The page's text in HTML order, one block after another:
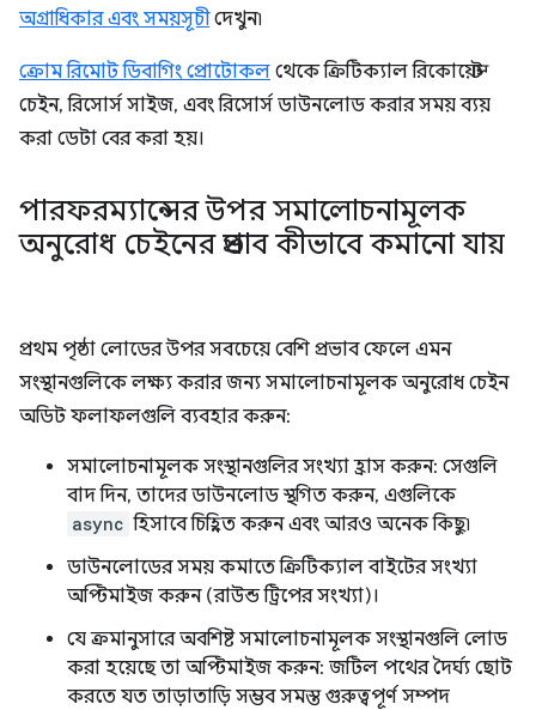
অগ্রাধিকার এবং সময়সূচীদেখুন৷
ক্রোম রিমোট ডিবাগিং প্রোটোকল থেকে ক্রিটিক্যাল রিকোয়েস্ট
চেইন, রিসোর্স সাইজ, এবং রিসোর্স ডাউনলোড করার সময় ব্যয়
করা ডেটা বের করা হয়।
পারফরম্যান্সের উপর সমালোচনামূলক
অনুরোধ চেইনের প্রভাব কীভাবে কমানো যায়
প্রথম পৃষ্ঠা লোডের উপর সবচেয়ে বেশি প্রভাব ফেলে এমন
সংস্থানগুলিকে লক্ষ্য করার জন্য সমালোচনামূলক অনুরোধ চেইন
অডিট ফলাফলগুলি ব্যবহার করুন:
সমালোচনামূলক সংস্থানগুলির সংখ্যা হ্রাস করুন: সেগুলি
বাদ দিন, তাদের ডাউনলোড স্থগিত করুন, এগুলিকে
async হিসাবে চিহ্নিত করুন এবং আরও অনেক কিছু৷
ডাউনলোডের সময় কমাতে ক্রিটিক্যাল বাইটের সংখ্যা
অপ্টিমাইজ করুন (রাউন্ড ট্রিপের সংখ্যা)।
যে ক্রমানুসারে অবশিষ্ট সমালোচনামূলক সংস্থানগুলি লোড
করা হয়েছে তা অপ্টিমাইজ করুন: জটিল পথের দৈর্ঘ্য ছোট
করতে যত তাড়াতাড়ি সম্ভব সমস্ত গুরুত্বপূর্ণ সম্পদ